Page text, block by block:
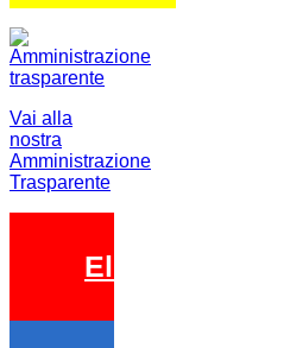
Vai alla
nostra
Amministrazione
Trasparente
Elezioni 2026